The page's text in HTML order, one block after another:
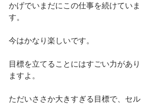
かげでいまだにこの仕事を続けていま
す。
今はかなり楽しいです。
目標を立てることにはすごい力があり
ますよ。
ただいささか大きすぎる目標で、セル